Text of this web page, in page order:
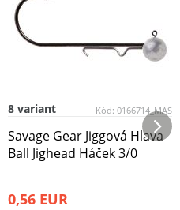
Kód: 0166714_MAS
8 variant
Savage Gear Jiggová Hlava
Ball Jighead Háček 3/0
0,56 EUR